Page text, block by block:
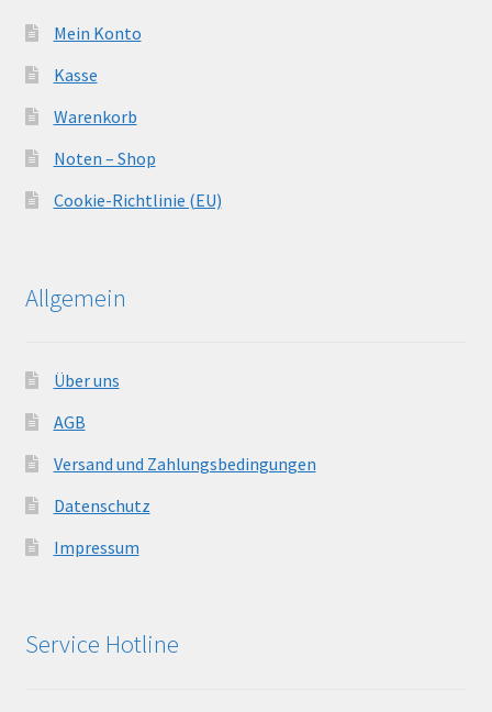
Mein Konto
Kasse
Warenkorb
Noten – Shop
Cookie-Richtlinie (EU)
Allgemein
Über uns
AGB
Versand und Zahlungsbedingungen
Datenschutz
Impressum
Service Hotline